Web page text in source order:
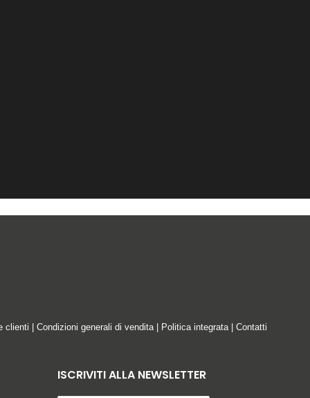
clienti Condizioni generali di vendita| Politica integrata| Contatti
ISCRIVITI ALLA NEWSLETTER